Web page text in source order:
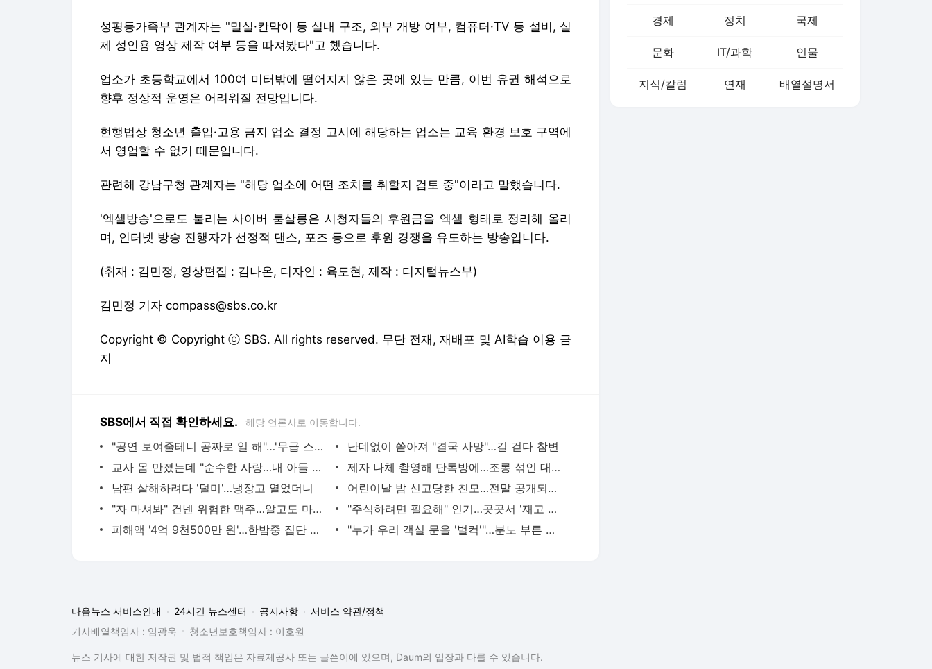
성평등가족부 관계자는 "밀실·칸막이 등 실내 구조, 외부 개방 여부, 컴퓨터·TV 등 설비, 실
제 성인용 영상 제작 여부 등을 따져봤다"고 했습니다.
업소가 초등학교에서 100여 미터밖에 떨어지지 않은 곳에 있는 만큼, 이번 유권 해석으로
향후 정상적 운영은 어려워질 전망입니다.
현행법상 청소년 출입·고용 금지 업소 결정 고시에 해당하는 업소는 교육 환경 보호 구역에
서 영업할 수 없기 때문입니다.
관련해 강남구청 관계자는 "해당 업소에 어떤 조치를 취할지 검토 중"이라고 말했습니다.
'엑셀방송'으로도 불리는 사이버 룸살롱은 시청자들의 후원금을 엑셀 형태로 정리해 올리
며, 인터넷 방송 진행자가 선정적 댄스, 포즈 등으로 후원 경쟁을 유도하는 방송입니다.
(취재 : 김민정, 영상편집 : 김나온, 디자인 : 육도현, 제작 : 디지털뉴스부)
김민정 기자 compass@sbs.co.kr
Copyright © Copyright ⓒ SBS. All rights reserved. 무단 전재, 재배포 및 AI학습 이용 금
지
SBS에서 직접 확인하세요. 해당 언론사로 이동합니다.
"공연 보여줄테니 공짜로 일 해"…'무급 스태프' 공고 논란
난데없이 쏟아져 "결국 사망"…길 걷다 참변
교사 몸 만졌는데 "순수한 사랑…내 아들 명예훼손"
제자 나체 촬영해 단톡방에…조롱 섞인 대화들
남편 살해하려다 '덜미'…냉장고 열었더니
어린이날 밤 신고당한 친모…전말 공개되자 '시끌'
"자 마셔봐" 건넨 위험한 맥주…알고도 마셨다?
"주식하려면 필요해" 인기…곳곳서 '재고 부족'
피해액 '4억 9천500만 원'…한밤중 집단 폐사
"누가 우리 객실 문을 '벌컥'"…분노 부른 대응
경제 정치 국제
문화 IT/과학 인물
지식/칼럼 연재 배열설명서
다음뉴스 서비스안내 24시간 뉴스센터 공지사항
서비스 약관/정책
기사배열책임자 : 임광욱
청소년보호책임자 : 이호원
뉴스 기사에 대한 저작권 및 법적 책임은 자료제공사 또는 글쓴이에 있으며, Daum의 입장과 다를 수 있습니다.